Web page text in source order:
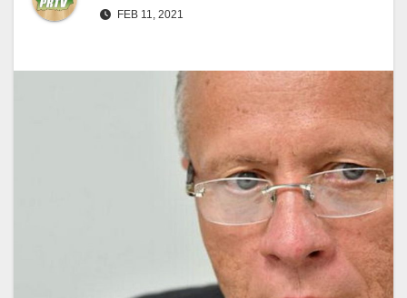
FEB 11, 2021